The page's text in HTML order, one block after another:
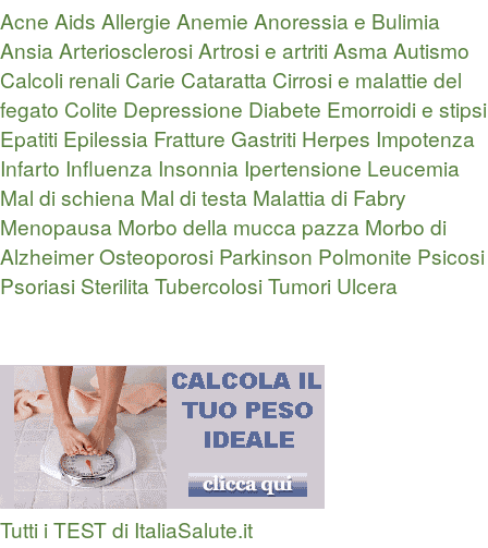
Acne Aids Allergie Anemie Anoressia e Bulimia
AnsiaArteriosclerosiArtrosi e artritiAsmaAutismo
Calcoli renali Carie Cataratta Cirrosi e malattie del
fegato Colite Depressione Diabete Emorroidi e stipsi
Epatiti Epilessia Fratture Gastriti Herpes Impotenza
Infarto Influenza Insonnia Ipertensione Leucemia
Mal di schiena Mal di testa Malattia di Fabry
Menopausa Morbo della mucca pazza Morbo di
AlzheimerOsteoporosi Parkinson Polmonite Psicosi
Psoriasi SterilitaTubercolosiTumori Ulcera
Tutti i TEST di ItaliaSalute.it